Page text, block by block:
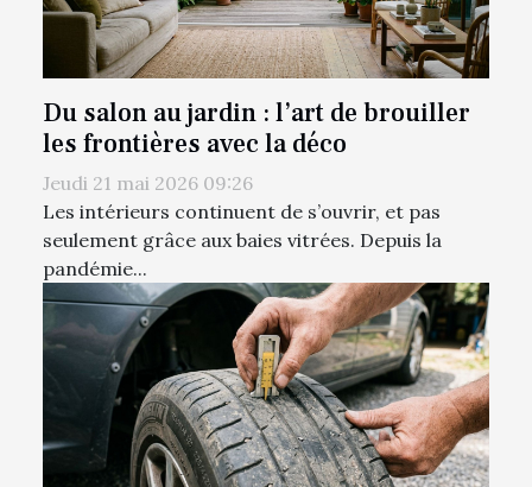
Du salon au jardin : l’art de brouiller
les frontières avec la déco
Jeudi 21 mai 2026 09:26
Les intérieurs continuent de s’ouvrir, et pas
seulement grâce aux baies vitrées. Depuis la
pandémie...